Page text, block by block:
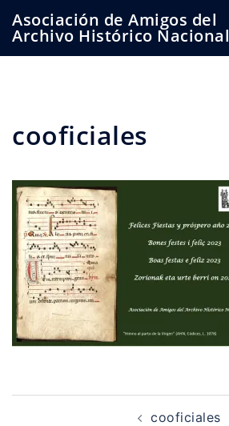
Asociación de Amigos del
Archivo Histórico Nacional
cooficiales
Navegación
cooficiales